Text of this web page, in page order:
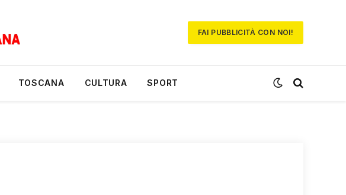
FAI PUBBLICITÀ CON NOI!
TOSCANA CULTURA SPORT